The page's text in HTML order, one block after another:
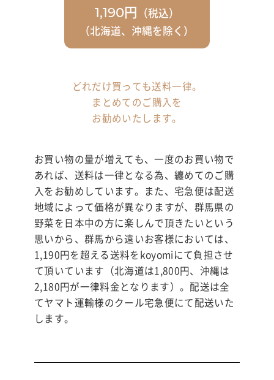
1,190円 （税込）
（北海道、沖縄を除く）
どれだけ買っても送料一律。
まとめてのご購入を
お勧めいたします。
お買い物の量が増えても、一度のお買い物で
あれば、送料は一律となる為、纏めてのご購
入をお勧めしています。また、宅急便は配送
地域によって価格が異なりますが、群馬県の
野菜を日本中の方に楽しんで頂きたいという
思いから、群馬から遠いお客様においては、
1,190円を超える送料をkoyomiにて負担させ
て頂いています（北海道は1,800円、沖縄は
2,180円が一律料金となります）。配送は全
てヤマト運輸様のクール宅急便にて配送いた
します。